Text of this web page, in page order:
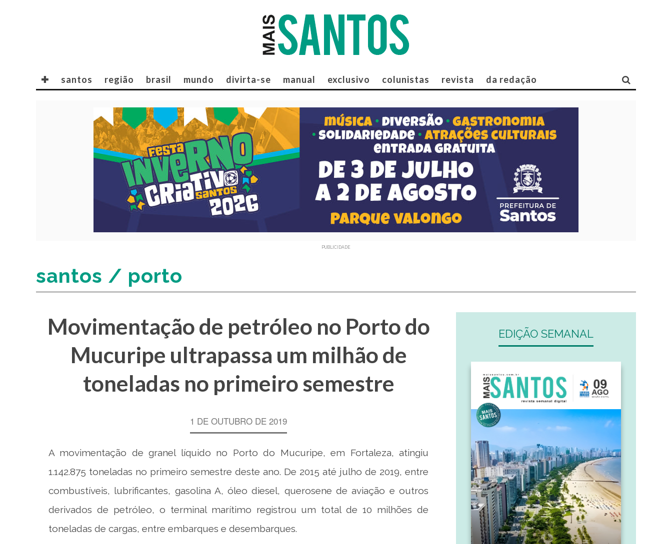
✚ santos região brasil mundo divirta-se manual exclusivo colunistas revista da redação
PUBLICIDADE
santos / porto
Movimentação de petróleo no Porto do
Mucuripe ultrapassa um milhão de
toneladas no primeiro semestre
1 DE OUTUBRO DE 2019
A movimentação de granel líquido no Porto do Mucuripe, em Fortaleza, atingiu
1.142.875 toneladas no primeiro semestre deste ano. De 2015 até julho de 2019, entre
combustíveis, lubrificantes, gasolina A, óleo diesel, querosene de aviação e outros
derivados de petróleo, o terminal marítimo registrou um total de 10 milhões de
toneladas de cargas, entre embarques e desembarques.
EDIÇÃO SEMANAL